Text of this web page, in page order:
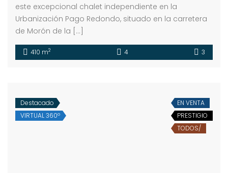
este excepcional chalet independiente en la
Urbanización Pago Redondo, situado en la carretera
de Morón de la […]
410 m2 4 3
Destacado
VIRTUAL 360º
EN VENTA
PRESTIGIO
TODOS/